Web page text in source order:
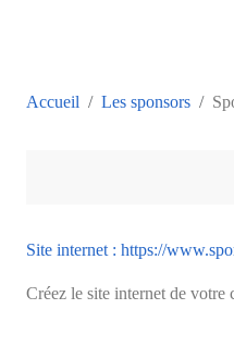
Accueil Les sponsors
Site internet : https://
Créez le site internet de votre